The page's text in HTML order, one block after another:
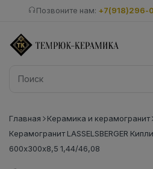
Позвоните нам: +7(918)296-
Главная
Керамика и керамогранит
Керамогранит LASSELSBERGER
600х300х8,5 1,44/46,08